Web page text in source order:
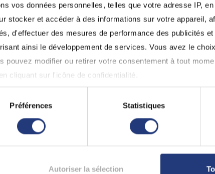
vos données personnelles, telles que votre adresse IP,
stocker et accéder à des informations sur votre appareil,
d'effectuer des mesures de performance des publicités
ainsi le développement de services. Vous avez le
pouvez modifier ou retirer votre consentement à tout
cliquant sur l'icône de confidentialité.
également :
localisation géographique qui peuvent être précises à
activement pour en relever les caractéristiques
Préférences Statistiques
Autoriser la sélection
permis de conduire à
à l'alcoolémie ou aux stupéfiants, il est
établies pour la récupération du permis. La
vous aurez réussi ces tests, vous devrez
de respecter les délais et les exigences
suite à un retrait, vous pouvez suivre les
pour permis à
un retrait peut varier. Cependant, voici un aperçu